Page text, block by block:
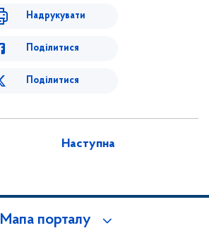
Надрукувати
Поділитися
Поділитися
Наступна
Мапа порталу